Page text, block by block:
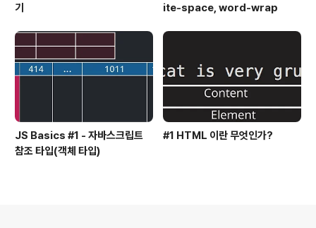
기
ite-space, word-wrap
JS Basics #1 - 자바스크립트
참조 타입(객체 타입)
#1 HTML 이란 무엇인가?